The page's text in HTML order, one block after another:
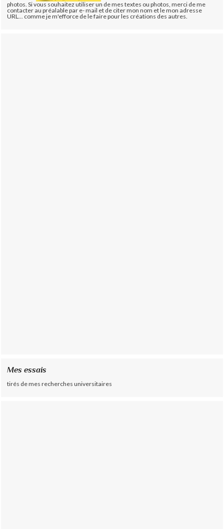
photos. Si vous souhaitez utiliser un de mes textes ou photos, merci de me
contacter au préalable par e- mail et de citer mon nom et le mon adresse
URL... comme je m'efforce de le faire pour les créations des autres.
Mes essais
tirés de mes recherches universitaires